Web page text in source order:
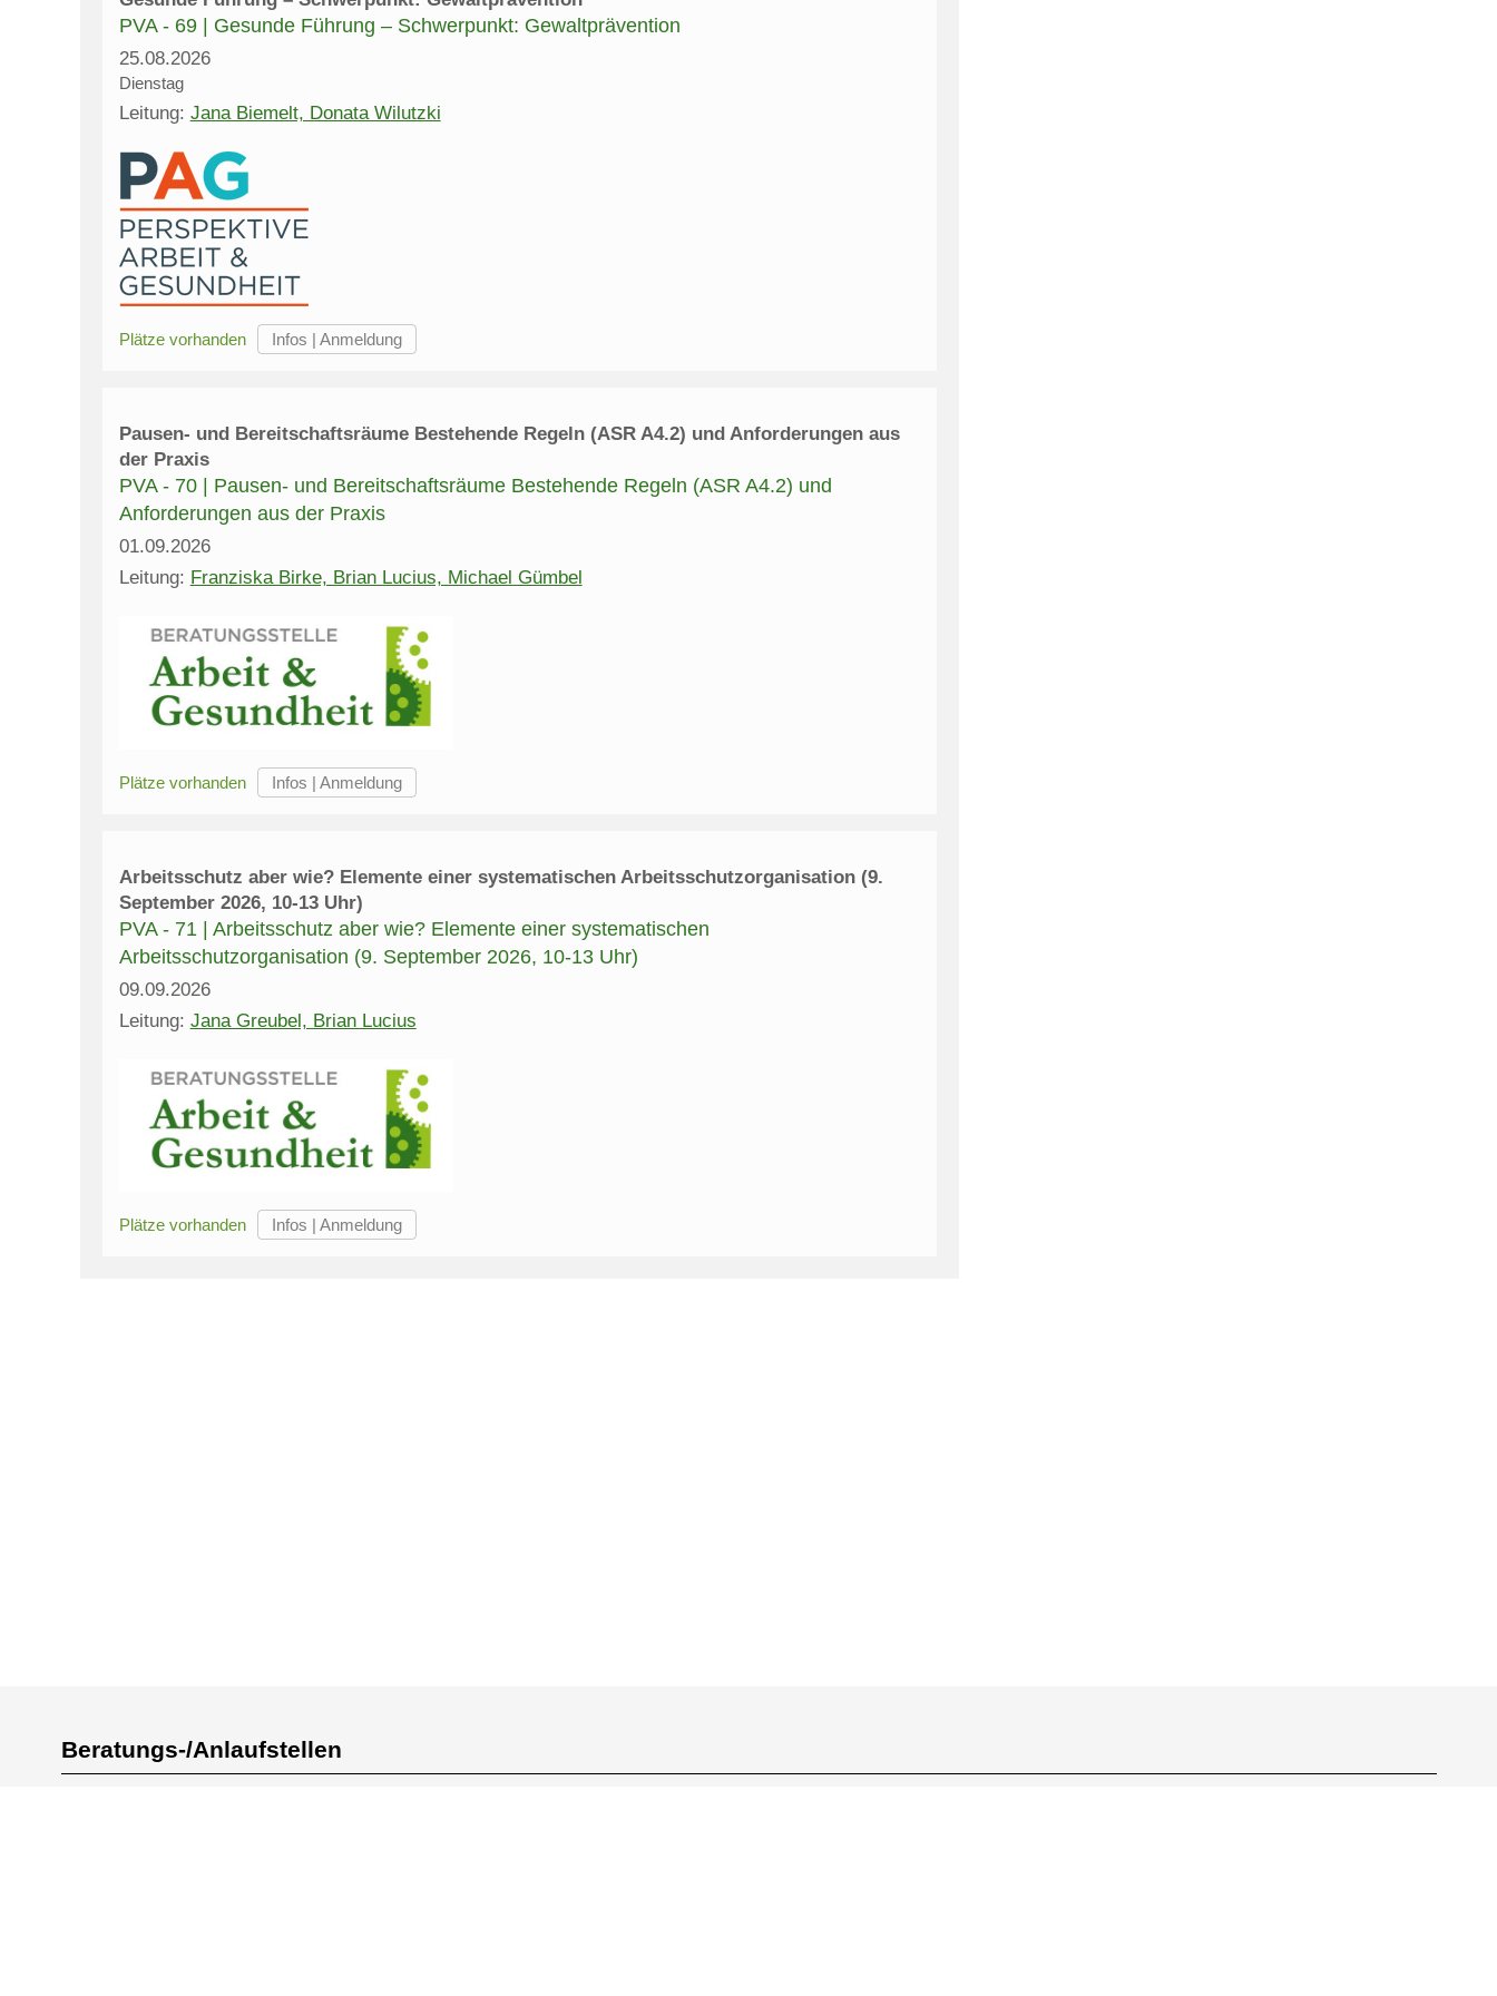
PVA - 69 | Gesunde Führung – Schwerpunkt: Gewaltprävention
25.08.2026
Dienstag
Leitung: Jana Biemelt, Donata Wilutzki
Plätze vorhanden
Pausen- und Bereitschaftsräume Bestehende Regeln (ASR A4.2) und Anforderungen aus
der Praxis
PVA - 70 | Pausen- und Bereitschaftsräume Bestehende Regeln (ASR A4.2) und
Anforderungen aus der Praxis
01.09.2026
Leitung: Franziska Birke, Brian Lucius, Michael Gümbel
Plätze vorhanden
Arbeitsschutz aber wie? Elemente einer systematischen Arbeitsschutzorganisation (9.
September 2026, 10-13 Uhr)
PVA - 71 | Arbeitsschutz aber wie? Elemente einer systematischen
Arbeitsschutzorganisation (9. September 2026, 10-13 Uhr)
09.09.2026
Leitung: Jana Greubel, Brian Lucius
Plätze vorhanden
Beratungs-/Anlaufstellen